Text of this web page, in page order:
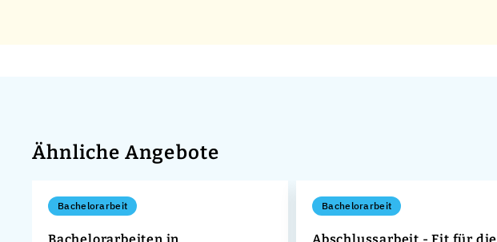
Ähnliche Angebote
Bachelorarbeit Bachelorarbeit